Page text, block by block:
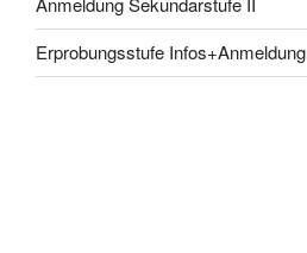
Erprobungsstufe Infos+Anmeldung